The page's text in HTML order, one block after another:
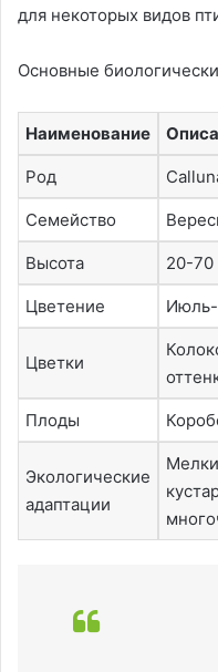
для некоторых видов
Основные
Наименование
Род
Семейство
Высота 20-70
Цветение Июль-
Цветки
Плоды
Экологические
адаптации